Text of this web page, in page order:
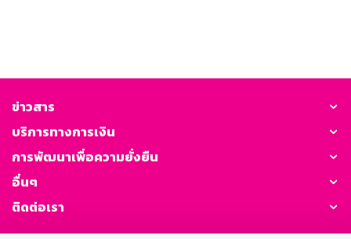
ข่าวสาร
บริการทางการเงิน
การพัฒนาเพื่อความยั่งยืน
อื่นๆ
ติดต่อเรา